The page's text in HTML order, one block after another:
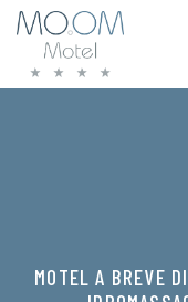
MOTEL A BREVE